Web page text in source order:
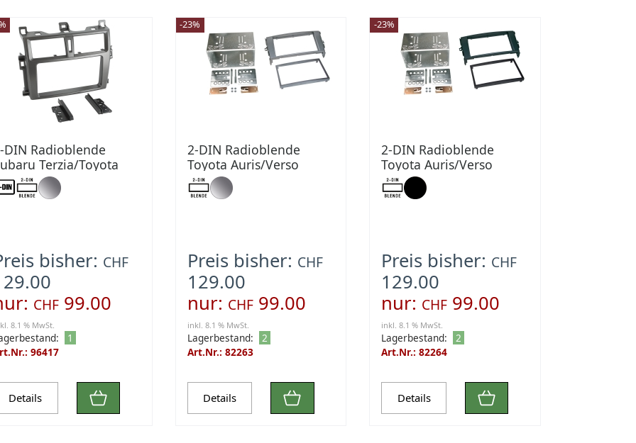
DIN Radioblende
Terzia/Toyota
S dunkelgrau
bisher: CHF
CHF 99.00
8.1 % MwSt.
1
96417
Details
-23%
2-DIN Radioblende
Toyota Auris/Verso
anthrazit grau
Preis bisher: CHF
129.00
nur: CHF99.00
inkl. 8.1 % MwSt.
Lagerbestand:
2
Art.Nr.: 82263
Details
-23%
2-DIN Radioblende
Toyota Auris/Verso
schwarz
Preis bisher: CHF
129.00
nur: CHF 99.00
inkl. 8.1 % MwSt.
Lagerbestand:
2
Art.Nr.: 82264
Details